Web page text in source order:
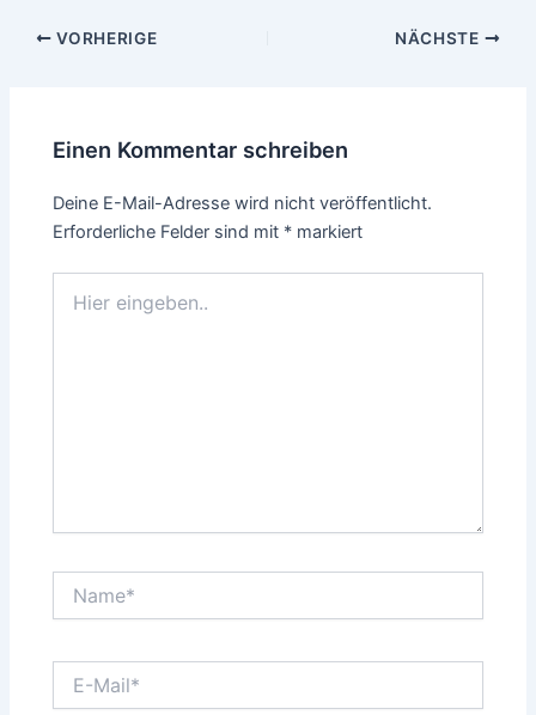
VORHERIGE NÄCHSTE
Einen Kommentar schreiben
Deine E-Mail-Adresse wird nicht veröffentlicht.
Erforderliche Felder sind mit * markiert
eingeben..
Mail*